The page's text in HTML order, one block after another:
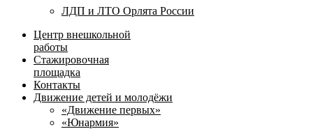
ЛДП и ЛТО Орлята России
Центр внешкольной
работы
Стажировочная
площадка
Контакты
Движение детей и молодёжи
«Движение первых»
«Юнармия»